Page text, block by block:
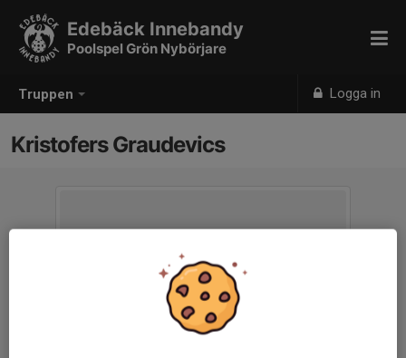
Truppen Logga in
Edebäck Innebandy
Poolspel Grön Nybörjare
Kristofers Graudevics